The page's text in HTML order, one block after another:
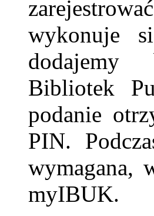
wykonuje
dodajemy
Bibliotek
podanie
PIN.
wymagana,
myIBUK.